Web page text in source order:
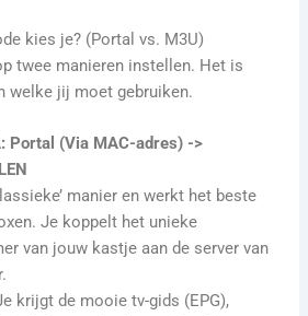
kies je? (Portal vs. M3U)
twee manieren instellen. Het is
welke jij moet gebruiken.
Portal (Via MAC-adres) ->
manier en werkt het beste
Je koppelt het unieke
van jouw kastje aan de server van
krijgt de mooie tv-gids (EPG),